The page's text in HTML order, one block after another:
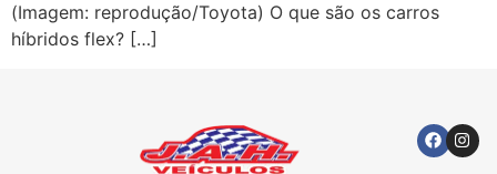
(Imagem: reprodução/Toyota) O que são os carros
híbridos flex? […]